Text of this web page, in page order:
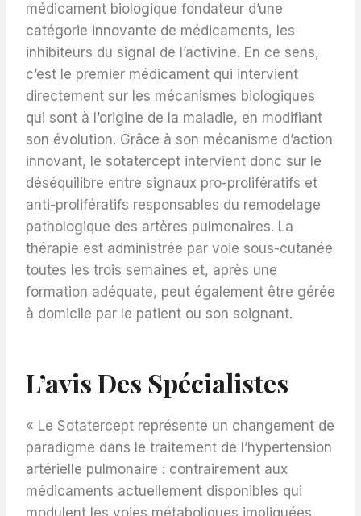
médicament biologique fondateur d’une
catégorie innovante de médicaments, les
inhibiteurs du signal de l’activine. En ce sens,
c’est le premier médicament qui intervient
directement sur les mécanismes biologiques
qui sont à l’origine de la maladie, en modifiant
son évolution. Grâce à son mécanisme d’action
innovant, le sotatercept intervient donc sur le
déséquilibre entre signaux pro-prolifératifs et
anti-prolifératifs responsables du remodelage
pathologique des artères pulmonaires. La
thérapie est administrée par voie sous-cutanée
toutes les trois semaines et, après une
formation adéquate, peut également être gérée
à domicile par le patient ou son soignant.
L’avis Des Spécialistes
« Le Sotatercept représente un changement de
paradigme dans le traitement de l’hypertension
artérielle pulmonaire : contrairement aux
médicaments actuellement disponibles qui